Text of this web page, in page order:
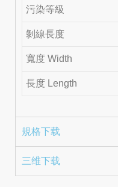
污染等級
剝線長度
寬度 Width
長度 Length
規格下载
三维下载